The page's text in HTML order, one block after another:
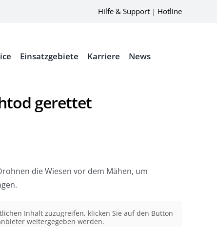
Hilfe & Support | Hotline
Einsatzgebiete Karriere News
gerettet
die Wiesen vor dem Mähen, um
Inhalt zuzugreifen, klicken Sie auf den Button
weitergegeben werden.